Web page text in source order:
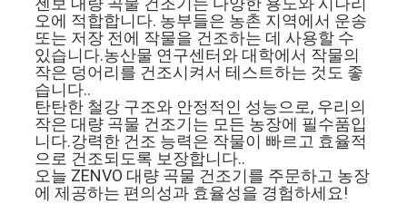
오에 적합합니다. 농부들은 농촌 지역에서 운송
또는 저장 전에 작물을 건조하는 데 사용할 수
있습니다.농산물 연구센터와 대학에서 작물의
작은 덩어리를 건조시켜서 테스트하는 것도 좋
습니다..
탄탄한 철강 구조와 안정적인 성능으로, 우리의
작은 대량 곡물 건조기는 모든 농장에 필수품입
니다.강력한 건조 능력은 작물이 빠르고 효율적
으로 건조되도록 보장합니다..
오늘 ZENVO 대량 곡물 건조기를 주문하고 농장
에 제공하는 편의성과 효율성을 경험하세요!